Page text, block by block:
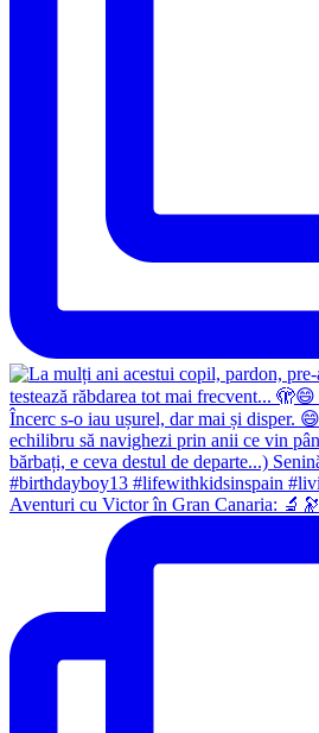
Aventuri cu Victor în Gran Canaria: